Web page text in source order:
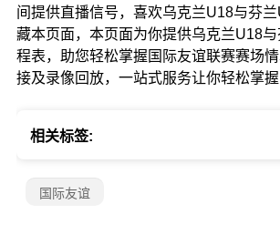
间提供直播信号，喜欢乌克兰U18与芬
藏本页面，本页面为你提供乌克兰U18
程表，助您轻松掌握国际友谊联赛赛场
接及录像回放，一站式服务让你轻松掌握
相关标签:
国际友谊